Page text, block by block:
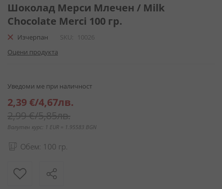
към
началото
на
галерия
снимки
Шоколад Мерси Млечен / Milk
Chocolate Merci 100 гр.
Изчерпан SKU
10026
Оцени продукта
Уведоми ме при наличност
Специална
цена
2,39 €/4,67лв.
2,99 €/5,85лв.
Валутен курс: 1 EUR = 1.95583 BGN
Обем: 100 гр.